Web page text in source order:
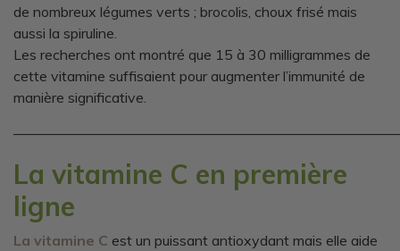
de nombreux légumes verts ; brocolis, choux frisé mais
aussi la spiruline.
Les recherches ont montré que 15 à 30 milligrammes de
cette vitamine suffisaient pour augmenter l’immunité de
manière significative.
La vitamine C en première
ligne
La vitamine C est un puissant antioxydant mais elle aide